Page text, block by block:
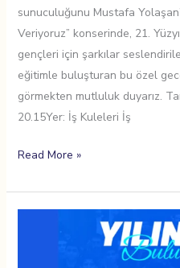
sunuculuğunu Mustafa
Veriyoruz” konserinde, 21.
gençleri için şarkılar
eğitimle buluşturan bu özel
görmekten mutluluk duyarız.
20.15Yer: İş Kuleleri İş
Read More »